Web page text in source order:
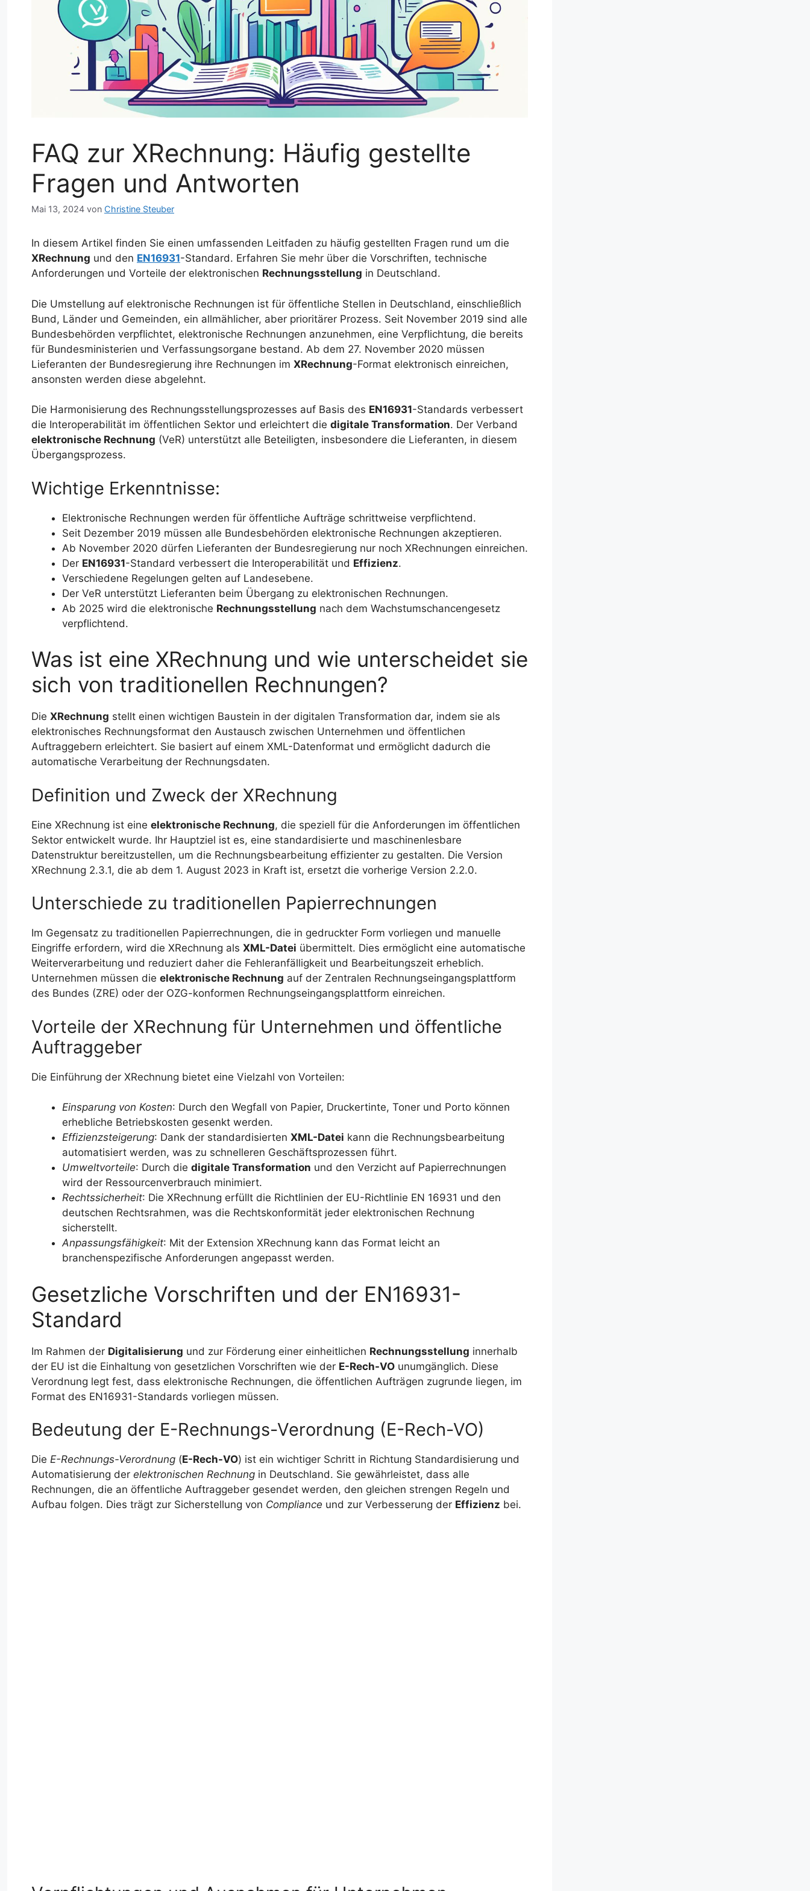
FAQ zur XRechnung: Häufig gestellte
Fragen und Antworten
Mai 13, 2024 von Christine Steuber
In diesem Artikel finden Sie einen umfassenden Leitfaden zu häufig gestellten Fragen rund um die
XRechnung und den EN16931-Standard. Erfahren Sie mehr über die Vorschriften, technische
Anforderungen und Vorteile der elektronischen Rechnungsstellung in Deutschland.
Die Umstellung auf elektronische Rechnungen ist für öffentliche Stellen in Deutschland, einschließlich
Bund, Länder und Gemeinden, ein allmählicher, aber prioritärer Prozess. Seit November 2019 sind alle
Bundesbehörden verpflichtet, elektronische Rechnungen anzunehmen, eine Verpflichtung, die bereits
für Bundesministerien und Verfassungsorgane bestand. Ab dem 27. November 2020 müssen
Lieferanten der Bundesregierung ihre Rechnungen im XRechnung-Format elektronisch einreichen,
ansonsten werden diese abgelehnt.
Die Harmonisierung des Rechnungsstellungsprozesses auf Basis des EN16931-Standards verbessert
die Interoperabilität im öffentlichen Sektor und erleichtert die digitale Transformation. Der Verband
elektronische Rechnung (VeR) unterstützt alle Beteiligten, insbesondere die Lieferanten, in diesem
Übergangsprozess.
Wichtige Erkenntnisse:
Elektronische Rechnungen werden für öffentliche Aufträge schrittweise verpflichtend.
Seit Dezember 2019 müssen alle Bundesbehörden elektronische Rechnungen akzeptieren.
Ab November 2020 dürfen Lieferanten der Bundesregierung nur noch XRechnungen einreichen.
Der EN16931-Standard verbessert die Interoperabilität und Effizienz.
Verschiedene Regelungen gelten auf Landesebene.
Der VeR unterstützt Lieferanten beim Übergang zu elektronischen Rechnungen.
Ab 2025 wird die elektronische Rechnungsstellung nach dem Wachstumschancengesetz
verpflichtend.
Was ist eine XRechnung und wie unterscheidet sie
sich von traditionellen Rechnungen?
Die XRechnung stellt einen wichtigen Baustein in der digitalen Transformation dar, indem sie als
elektronisches Rechnungsformat den Austausch zwischen Unternehmen und öffentlichen
Auftraggebern erleichtert. Sie basiert auf einem XML-Datenformat und ermöglicht dadurch die
automatische Verarbeitung der Rechnungsdaten.
Definition und Zweck der XRechnung
Eine XRechnung ist eine elektronische Rechnung, die speziell für die Anforderungen im öffentlichen
Sektor entwickelt wurde. Ihr Hauptziel ist es, eine standardisierte und maschinenlesbare
Datenstruktur bereitzustellen, um die Rechnungsbearbeitung effizienter zu gestalten. Die Version
XRechnung 2.3.1, die ab dem 1. August 2023 in Kraft ist, ersetzt die vorherige Version 2.2.0.
Unterschiede zu traditionellen Papierrechnungen
Im Gegensatz zu traditionellen Papierrechnungen, die in gedruckter Form vorliegen und manuelle
Eingriffe erfordern, wird die XRechnung als XML-Datei übermittelt. Dies ermöglicht eine automatische
Weiterverarbeitung und reduziert daher die Fehleranfälligkeit und Bearbeitungszeit erheblich.
Unternehmen müssen die elektronische Rechnung auf der Zentralen Rechnungseingangsplattform
des Bundes (ZRE) oder der OZG-konformen Rechnungseingangsplattform einreichen.
Vorteile der XRechnung für Unternehmen und öffentliche
Auftraggeber
Die Einführung der XRechnung bietet eine Vielzahl von Vorteilen:
Einsparung von Kosten: Durch den Wegfall von Papier, Druckertinte, Toner und Porto können
erhebliche Betriebskosten gesenkt werden.
Effizienzsteigerung: Dank der standardisierten XML-Datei kann die Rechnungsbearbeitung
automatisiert werden, was zu schnelleren Geschäftsprozessen führt.
Umweltvorteile: Durch die digitale Transformation und den Verzicht auf Papierrechnungen
wird der Ressourcenverbrauch minimiert.
Rechtssicherheit: Die XRechnung erfüllt die Richtlinien der EU-Richtlinie EN 16931 und den
deutschen Rechtsrahmen, was die Rechtskonformität jeder elektronischen Rechnung
sicherstellt.
Anpassungsfähigkeit: Mit der Extension XRechnung kann das Format leicht an
branchenspezifische Anforderungen angepasst werden.
Gesetzliche Vorschriften und der EN16931-
Standard
Im Rahmen der Digitalisierung und zur Förderung einer einheitlichen Rechnungsstellung innerhalb
der EU ist die Einhaltung von gesetzlichen Vorschriften wie der E-Rech-VO unumgänglich. Diese
Verordnung legt fest, dass elektronische Rechnungen, die öffentlichen Aufträgen zugrunde liegen, im
Format des EN16931-Standards vorliegen müssen.
Bedeutung der E-Rechnungs-Verordnung (E-Rech-VO)
Die E-Rechnungs-Verordnung (E-Rech-VO) ist ein wichtiger Schritt in Richtung Standardisierung und
Automatisierung der elektronischen Rechnung in Deutschland. Sie gewährleistet, dass alle
Rechnungen, die an öffentliche Auftraggeber gesendet werden, den gleichen strengen Regeln und
Aufbau folgen. Dies trägt zur Sicherstellung von Compliance und zur Verbesserung der Effizienz bei.